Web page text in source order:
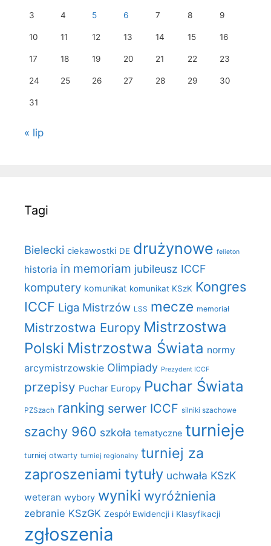
3 4 5 6 7 8 9
10 11 12 13 14 15 16
17 18 19 20 21 22 23
24 25 26 27 28 29 30
31
« lip
Tagi
Bielecki ciekawostki DE drużynowe felieton
historia in memoriam jubileusz ICCF
komputery komunikat komunikat KSzK Kongres
ICCF Liga Mistrzów LSS mecze memoriał
Mistrzostwa Europy Mistrzostwa
Polski Mistrzostwa Świata normy
arcymistrzowskie Olimpiady Prezydent ICCF
przepisy Puchar Europy Puchar Świata
PZSzach ranking serwer ICCF silniki szachowe
szachy 960 szkoła tematyczne turnieje
turniej otwarty turniej regionalny turniej za
zaproszeniami tytuły uchwała KSzK
weteran wybory wyniki wyróżnienia
zebranie KSzGK Zespół Ewidencji i Klasyfikacji
zgłoszenia